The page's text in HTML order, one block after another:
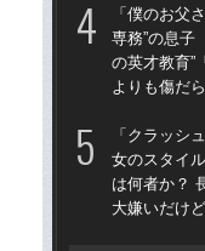
「僕のお父
専務”の息子
の英才教育”
よりも傷だ
「クラッシ
女のスタイ
は何者か？
大嫌いだけ